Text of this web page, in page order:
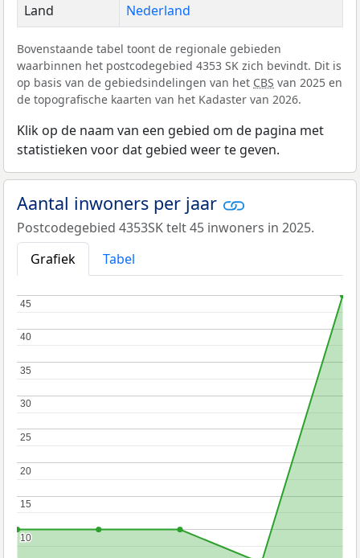
Land
Nederland
Bovenstaande tabel toont de regionale gebieden
waarbinnen het postcodegebied 4353 SK zich bevindt. Dit is
op basis van de gebiedsindelingen van het CBS van 2025 en
de topografische kaarten van het Kadaster van 2026.
Klik op de naam van een gebied om de pagina met
statistieken voor dat gebied weer te geven.
Aantal inwoners per jaar
Postcodegebied 4353SK telt 45 inwoners in 2025.
Grafiek
Tabel
10
10
15
15
20
20
25
25
30
30
35
35
40
40
45
45